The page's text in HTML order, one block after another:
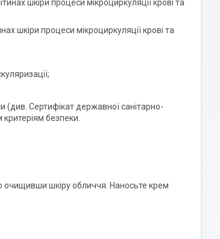
шкіри процеси мікроциркуляції крові та
шкіри процеси мікроциркуляції крові та
(див. Сертифікат державної санітарно-
безпеки.
очищивши шкіру обличчя. Наносьте крем